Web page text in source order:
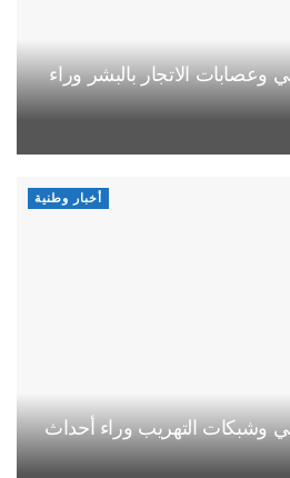
وعصابات الاتجار بالبشر وراء
أخبار وطنية
وشبكات التهريب وراء أحداث